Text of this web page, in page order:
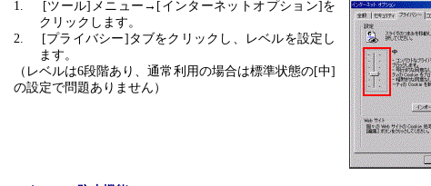
1.
[ツール]メニュー→[インターネットオプション]を
クリックします。
2.
[プライバシー]タブをクリックし、レベルを設定し
ます。
（レベルは6段階あり、通常利用の場合は標準状態の[中]
の設定で問題ありません）